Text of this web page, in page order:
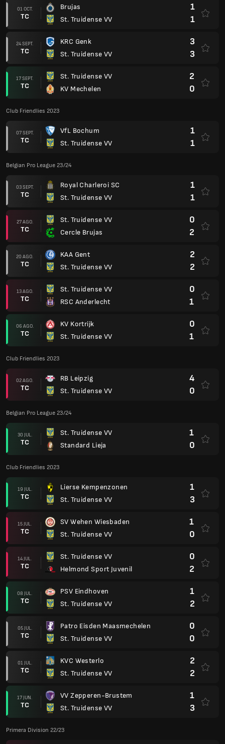
01 OCT.
TC
Brujas
St. Truidense VV
1
1
24 SEPT.
TC
KRC Genk
St. Truidense VV
3
3
17 SEPT.
TC
St. Truidense VV
KV Mechelen
2
0
Club Friendlies 2023
07 SEPT.
TC
VfL Bochum
St. Truidense VV
1
1
Belgian Pro League 23/24
03 SEPT.
TC
Royal Charleroi SC
St. Truidense VV
1
1
27 AGO.
TC
St. Truidense VV
Cercle Brujas
0
2
20 AGO.
TC
KAA Gent
St. Truidense VV
2
2
13 AGO.
TC
St. Truidense VV
RSC Anderlecht
0
1
06 AGO.
TC
KV Kortrijk
St. Truidense VV
0
1
Club Friendlies 2023
02 AGO.
TC
RB Leipzig
St. Truidense VV
4
0
Belgian Pro League 23/24
30 JUL.
TC
St. Truidense VV
Standard Lieja
1
0
Club Friendlies 2023
19 JUL.
TC
Lierse Kempenzonen
St. Truidense VV
1
3
15 JUL.
TC
SV Wehen Wiesbaden
St. Truidense VV
1
0
14 JUL.
TC
St. Truidense VV
Helmond Sport Juvenil
0
2
08 JUL.
TC
PSV Eindhoven
St. Truidense VV
1
2
05 JUL.
TC
Patro Eisden Maasmechelen
St. Truidense VV
0
0
01 JUL.
TC
KVC Westerlo
St. Truidense VV
2
2
17 JUN.
TC
VV Zepperen-Brustem
St. Truidense VV
1
3
Primera Division 22/23